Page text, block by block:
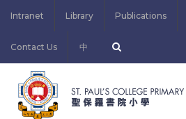
Intranet Library Publications
Contact Us 中